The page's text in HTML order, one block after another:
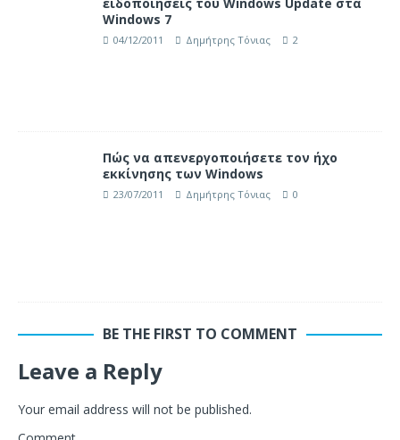
Windows 7
04/12/2011 Δημήτρης Τόνιας 2
Πώς να απενεργοποιήσετε τον ήχο
εκκίνησης των Windows
23/07/2011 Δημήτρης Τόνιας 0
BE THE FIRST TO COMMENT
Leave a Reply
Your email address will not be published.